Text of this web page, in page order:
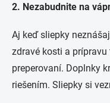
2. Nezabudnite na
Aj keď sliepky
zdravé kosti a
preperovaní. Doplnky
riešením. Sliepky si